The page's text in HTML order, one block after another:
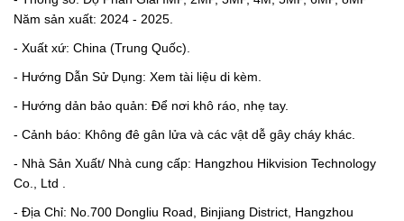
Năm sản xuất: 2024 - 2025.
- Xuất xứ: China (Trung Quốc).
- Hướng Dẫn Sử Dụng: Xem tài liệu di kèm.
- Hướng dản bảo quản: Để nơi khô ráo, nhẹ tay.
- Cảnh báo: Không đê gân lửa và các vật dễ gây cháy khác.
- Nhà Sản Xuất/ Nhà cung cấp: Hangzhou Hikvision Technology
Co., Ltd .
- Địa Chỉ: No.700 Dongliu Road, Binjiang District, Hangzhou